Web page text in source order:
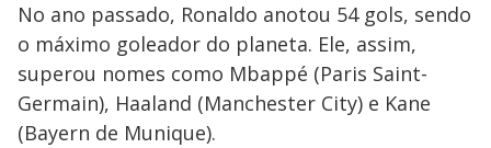
No ano passado, Ronaldo anotou 54 gols, sendo
o máximo goleador do planeta. Ele, assim,
superou nomes como Mbappé (Paris Saint-
Germain), Haaland (Manchester City) e Kane
(Bayern de Munique).